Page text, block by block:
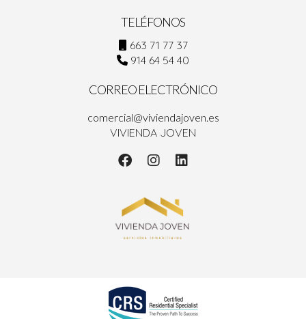
TELÉFONOS
663 71 77 37
914 64 54 40
CORREO ELECTRÓNICO
comercial@viviendajoven.es
VIVIENDA JOVEN